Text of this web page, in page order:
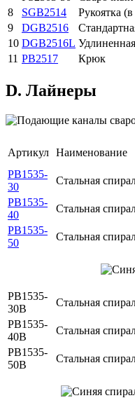
8
SGB2514
Рукоятка
9
DGB2516
10 DGB2516L
11 PB2517 Крюк
D. Лайнеры
Артикул Наименование
PB1535-
30
Стальная
PB1535-
40
Стальная
PB1535-
50
Стальная
PB1535-
30B
Стальная
PB1535-
40B
Стальная
PB1535-
50B
Стальная